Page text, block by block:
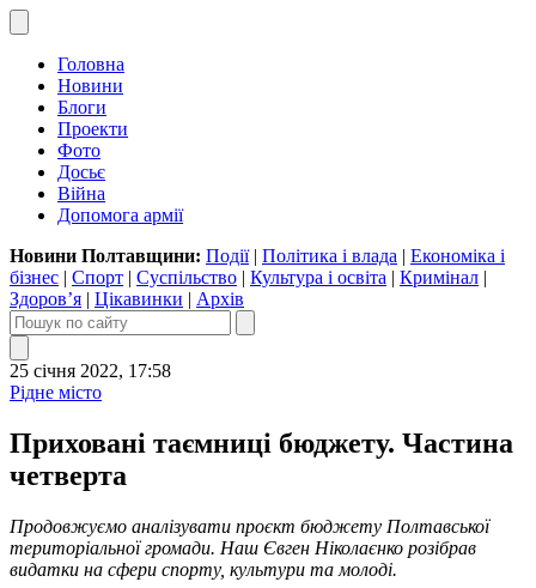
Головна
Новини
Блоги
Проекти
Фото
Досьє
Війна
Допомога армії
Новини Полтавщини: Події| Політика і влада | Економіка і
бізнес | Спорт | Суспільство | Культура і освіта | Кримінал |
Здоров’я | Цікавинки | Архів
25 січня 2022, 17:58
Рідне місто
Приховані таємниці бюджету. Частина
четверта
Продовжуємо аналізувати проєкт бюджету Полтавської
територіальної громади. Наш Євген Ніколаєнко розібрав
видатки на сфери спорту, культури та молоді.